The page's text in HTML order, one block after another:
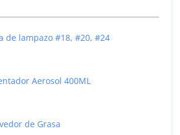
de lampazo #18, #20, #24
Aerosol 400ML
de Grasa